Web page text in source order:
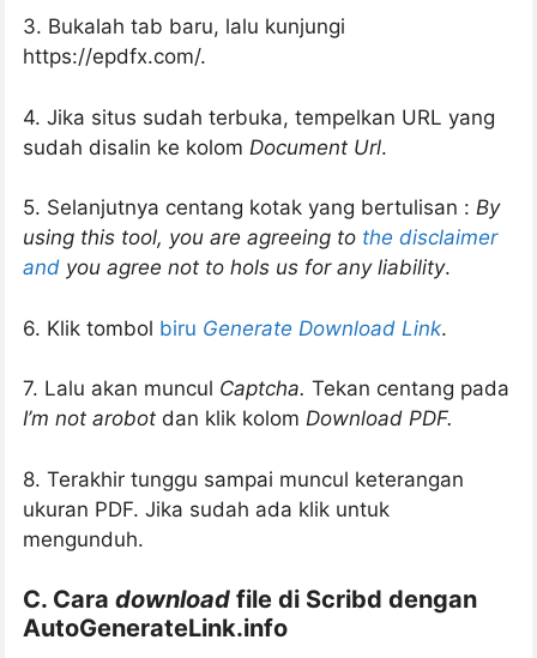
3. Bukalah tab baru, lalu kunjungi
https://epdfx.com/.
4. Jika situs sudah terbuka, tempelkan URL yang
sudah disalin ke kolom Document Url.
5. Selanjutnya centang kotak yang bertulisan : By
using this tool, you are agreeing to the disclaimer
and you agree not to hols us for any liability.
6. Klik tombol biru Generate Download Link.
7. Lalu akan muncul Captcha. Tekan centang pada
I’m not arobot dan klik kolom Download PDF.
8. Terakhir tunggu sampai muncul keterangan
ukuran PDF. Jika sudah ada klik untuk
mengunduh.
C. Cara download file di Scribd dengan
AutoGenerateLink.info